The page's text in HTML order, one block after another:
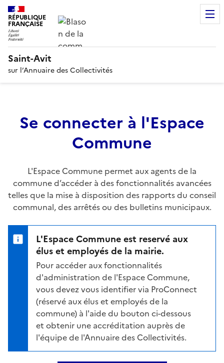
RÉPUBLIQUE
FRANÇAISE
Saint-Avit
sur l’Annuaire des Collectivités
Se connecter à l'Espace
Commune
L'Espace Commune permet aux agents de la
commune d’accéder à des fonctionnalités avancées
telles que la mise à disposition des rapports du conseil
communal, des arrêtés ou des bulletins municipaux.
L'Espace Commune est reservé aux
élus et employés de la mairie.
Pour accéder aux fonctionnalités
d'administration de l'Espace Commune,
vous devez vous identifier via ProConnect
(réservé aux élus et employés de la
commune) à l'aide du bouton ci-dessous
et obtenir une accréditation auprès de
l'équipe de l'Annuaire des Collectivités.